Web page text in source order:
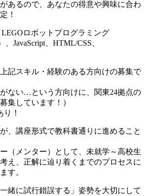
あるので、あなたの得意や興味に合わ
！
LEGOロボットプログラミング
、JavaScript、HTML/CSS、
記スキル・経験のある方向けの募集で
がない…という方向けに、関東24拠点の
集しています！）
！
、講座形式で教科書通りに進めること
（メンター）として、未就学～高校生
え、正解に辿り着くまでのプロセスに
す。
緒に試行錯誤する」姿勢を大切にして